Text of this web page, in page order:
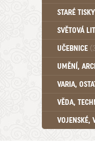
STARÉ TISKY
SVĚTOVÁ
UČEBNICE
Učebnice -
Učebnice -
Učebnice -
Učebnice
UMĚNÍ,
VARIA,
VĚDA,
VOJENSKÉ,